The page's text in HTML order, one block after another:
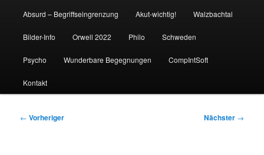
Absurd – Begriffseingrenzung Akut-wichtig! Walzbachtal
Bilder-Info Orwell 2022 Philo Schweden
Psycho Wunderbare Begegnungen CompIntSoft
Kontakt
Beitragsnavigation
← Vorheriger Nächster →